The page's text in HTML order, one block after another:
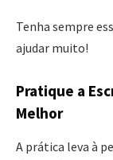
Tenha sempre
ajudar muito!
Pratique a
Melhor
A prática leva à